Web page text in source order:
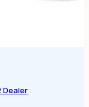
Dealer